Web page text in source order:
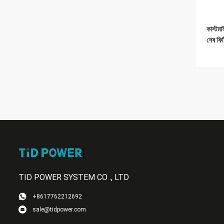
শেষ
TID POWER SYSTEM CO ., LTD
+8617762212692
sale@tidpower.com